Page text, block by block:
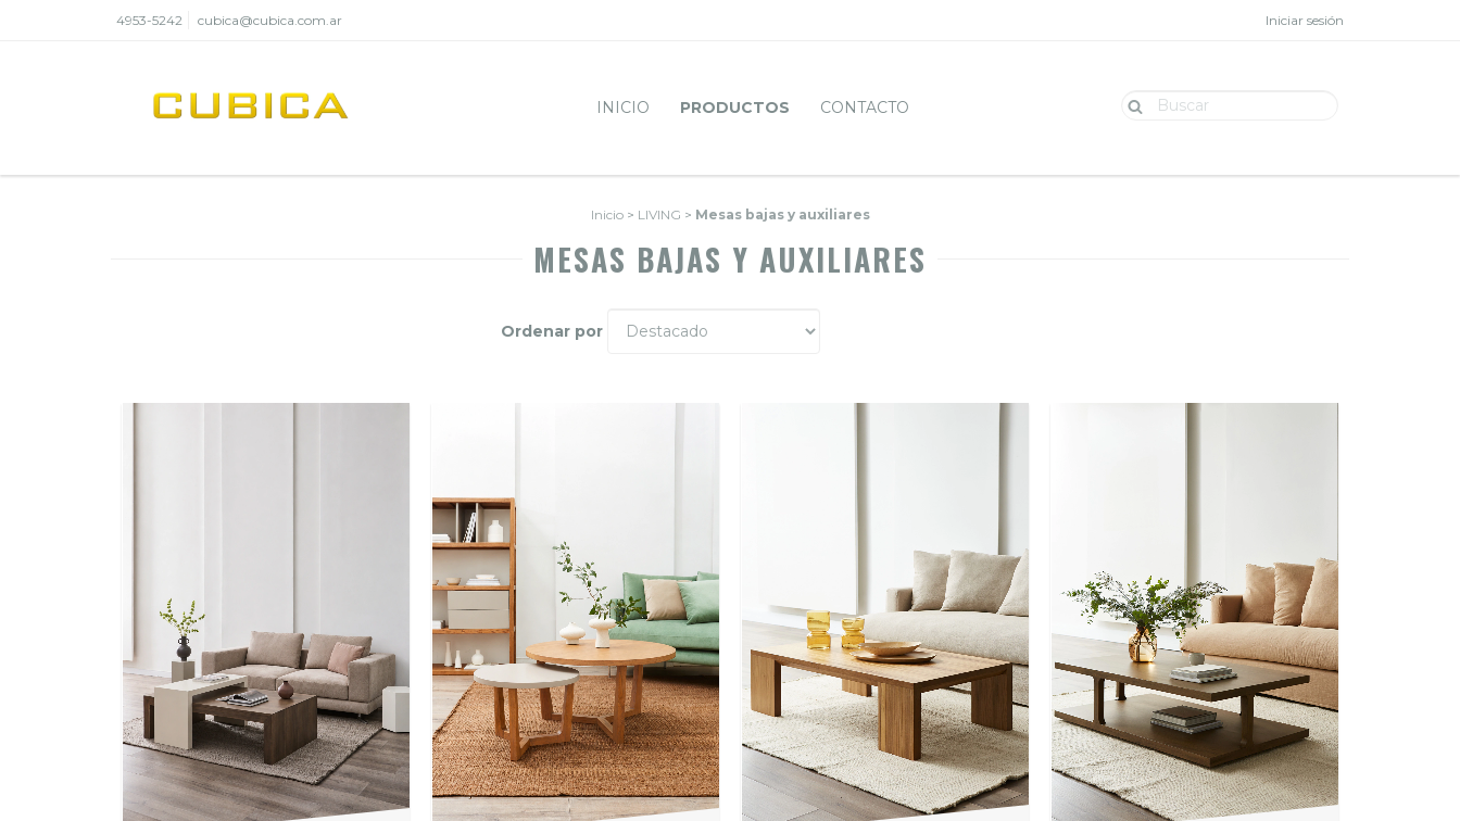
4953-5242 cubica@cubica.com.ar Iniciar sesión
INICIO PRODUCTOS CONTACTO
Inicio > LIVING > Mesas bajas y auxiliares
MESAS BAJAS Y AUXILIARES
Ordenar por